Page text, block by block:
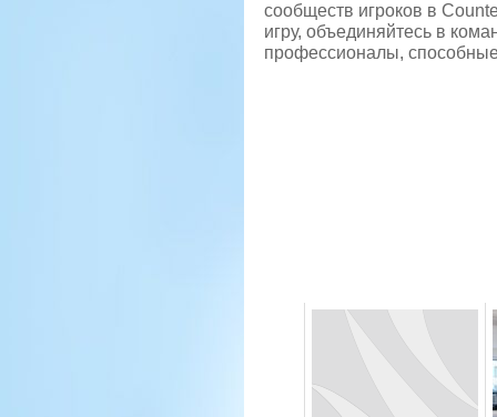
сообществ игроков в
игру, объединяйтесь в
профессионалы, способные